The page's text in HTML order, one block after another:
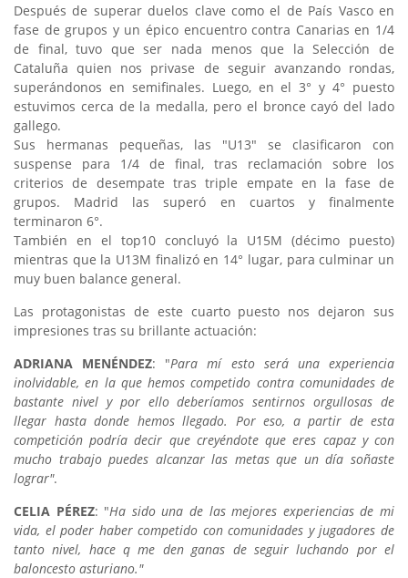
Después de superar duelos clave como el de País Vasco en
fase de grupos y un épico encuentro contra Canarias en 1/4
de final, tuvo que ser nada menos que la Selección de
Cataluña quien nos privase de seguir avanzando rondas,
superándonos en semifinales. Luego, en el 3° y 4° puesto
estuvimos cerca de la medalla, pero el bronce cayó del lado
gallego.
Sus hermanas pequeñas, las "U13" se clasificaron con
suspense para 1/4 de final, tras reclamación sobre los
criterios de desempate tras triple empate en la fase de
grupos. Madrid las superó en cuartos y finalmente
terminaron 6°.
También en el top10 concluyó la U15M (décimo puesto)
mientras que la U13M finalizó en 14° lugar, para culminar un
muy buen balance general.
Las protagonistas de este cuarto puesto nos dejaron sus
impresiones tras su brillante actuación:
ADRIANA MENÉNDEZ: "Para mí esto será una experiencia
inolvidable, en la que hemos competido contra comunidades de
bastante nivel y por ello deberíamos sentirnos orgullosas de
llegar hasta donde hemos llegado. Por eso, a partir de esta
competición podría decir que creyéndote que eres capaz y con
mucho trabajo puedes alcanzar las metas que un día soñaste
lograr".
CELIA PÉREZ: "Ha sido una de las mejores experiencias de mi
vida, el poder haber competido con comunidades y jugadores de
tanto nivel, hace q me den ganas de seguir luchando por el
baloncesto asturiano."